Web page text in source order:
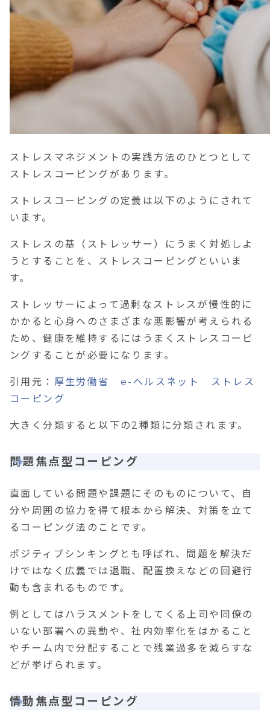
ストレスマネジメントの実践方法のひとつとして
ストレスコーピングがあります。
ストレスコーピングの定義は以下のようにされて
います。
ストレスの基（ストレッサー）にうまく対処しよ
うとすることを、ストレスコーピングといいま
す。
ストレッサーによって過剰なストレスが慢性的に
かかると心身へのさまざまな悪影響が考えられる
ため、健康を維持するにはうまくストレスコーピ
ングすることが必要になります。
引用元： 厚生労働省 e-ヘルスネット ストレス
コーピング
大きく分類すると以下の 2 種類に分類されます。
問題焦点型コーピング
直面している問題や課題にそのものについて、自
分や周囲の協力を得て根本から解決、対策を立て
るコーピング法のことです。
ポジティブシンキングとも呼ばれ、問題を解決だ
けではなく広義では退職、配置換えなどの回避行
動も含まれるものです。
例としてはハラスメントをしてくる上司や同僚の
いない部署への異動や、社内効率化をはかること
やチーム内で分配することで残業過多を減らすな
どが挙げられます。
情動焦点型コーピング